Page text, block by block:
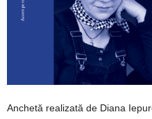
Anchetă realizată de Diana